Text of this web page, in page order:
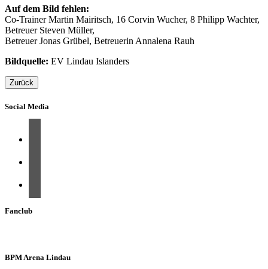
Auf dem Bild fehlen:
Co-Trainer Martin Mairitsch, 16 Corvin Wucher, 8 Philipp Wachter,
Betreuer Steven Müller,
Betreuer Jonas Grübel, Betreuerin Annalena Rauh
Bildquelle: EV Lindau Islanders
Zurück
Social Media
Fanclub
BPM Arena Lindau